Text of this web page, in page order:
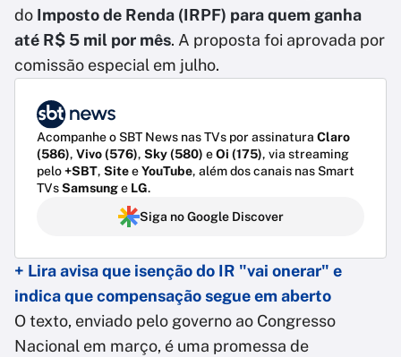
do Imposto de Renda (IRPF) para quem ganha
até R$ 5 mil por mês. A proposta foi aprovada por
comissão especial em julho.
Acompanhe o SBT News nas TVs por assinatura Claro
(586), Vivo (576), Sky (580) eOi (175), via streaming
pelo+SBT, SiteeYouTube, além dos canais nas Smart
TVsSamsunge LG.
Siga no Google Discover
+ Lira avisa que isenção do IR "vai onerar" e
indica que compensação segue em aberto
O texto, enviado pelo governo ao Congresso
Nacional em março, é uma promessa de